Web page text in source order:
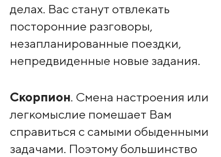
делах. Вас станут отвлекать
посторонние разговоры,
незапланированные поездки,
непредвиденные новые задания.
Скорпион. Смена настроения или
легкомыслие помешает Вам
справиться с самыми обыденными
задачами. Поэтому большинство